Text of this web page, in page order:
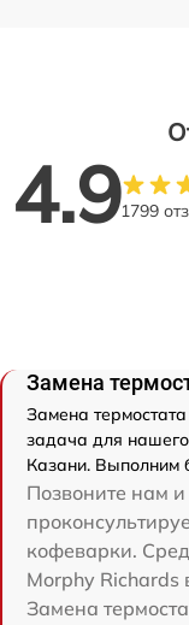
4.91799
Замена
Замена
задача для
Казани. Выполним
Позвоните нам
кофеварки.
Morphy Richards
Замена